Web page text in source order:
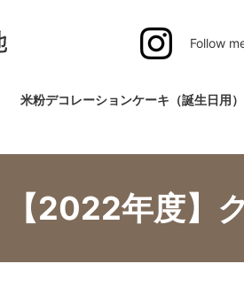
Follow
米粉デコレーションケーキ（誕生日用）
【2022年度】